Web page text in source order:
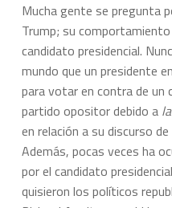
Mucha gente se pregunta
Trump; su
candidato presidencial.
mundo que un presidente
para votar en contra de un
partido opositor debido a
en relación a su discurso
Además, pocas veces ha
por el candidato
quisieron los políticos